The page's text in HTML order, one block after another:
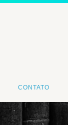
CONTATO